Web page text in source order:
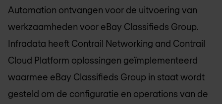
Automation ontvangen voor de uitvoering van
werkzaamheden voor eBay Classifieds Group.
Infradata heeft Contrail Networking and Contrail
Cloud Platform oplossingen geïmplementeerd
waarmee eBay Classifieds Group in staat wordt
gesteld om de configuratie en operations van de